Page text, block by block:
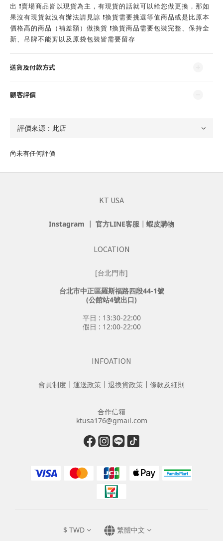
出 ❗️賣場商品皆以現貨為主，有現貨的話就可以給您做更換，那如
果沒有現貨就沒有辦法請見諒 ❗️換貨需要挑選等值商品或是比原本
價格高的商品（補差額）做換貨 ❗️換貨商品需要包裝完整、保持全
新、吊牌不能剪以及原袋包裝皆需要留存
送貨及付款方式
顧客評價
尚未有任何評價
KT USA
Instagram ┃ 官方LINE客服 ┃ 蝦皮購物
LOCATION
[台北門市]
台北市中正區羅斯福路四段44-1號
(公館站4號出口)
平日 : 13:30-22:00
假日 : 12:00-22:00
INFOATION
會員制度 ┃ 運送政策 ┃ 退換貨政策 ┃ 條款及細則
合作信箱
ktusa176@gmail.com
$ TWD 繁體中文